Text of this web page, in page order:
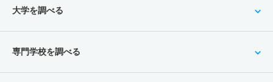
大学を調べる
専門学校を調べる